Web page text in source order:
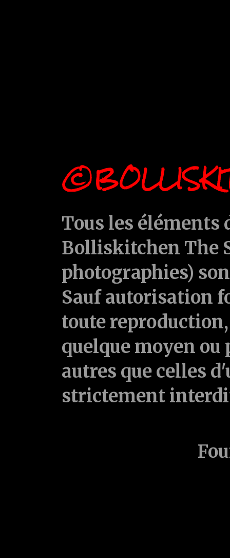
Tous les
Bolliskitchen The
photographies)
Sauf autorisation
toute
quelque moyen ou
autres que celles
strictement